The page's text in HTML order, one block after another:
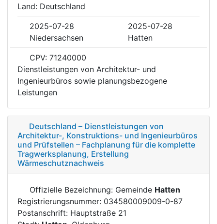
Land: Deutschland
2025-07-28
2025-07-28
Niedersachsen
Hatten
CPV: 71240000
Dienstleistungen von Architektur- und
Ingenieurbüros sowie planungsbezogene
Leistungen
Deutschland – Dienstleistungen von
Architektur-, Konstruktions- und Ingenieurbüros
und Prüfstellen – Fachplanung für die komplette
Tragwerksplanung, Erstellung
Wärmeschutznachweis
Offizielle Bezeichnung: Gemeinde Hatten
Registrierungsnummer: 034580009009-0-87
Postanschrift: Hauptstraße 21